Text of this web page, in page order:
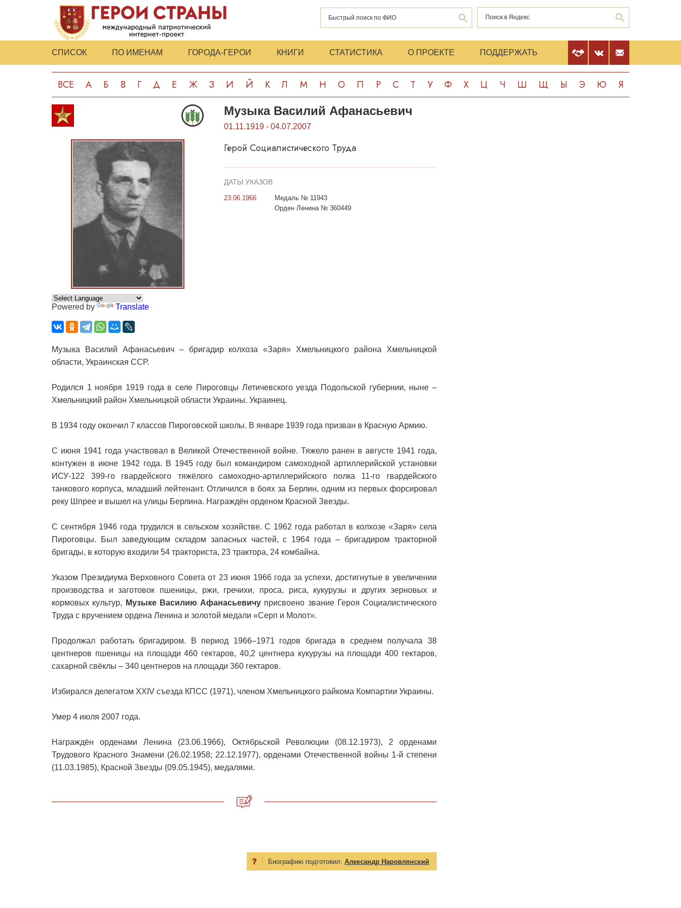
СПИСОК ПО ИМЕНАМ ГОРОДА-ГЕРОИ КНИГИ СТАТИСТИКА О ПРОЕКТЕ ПОДДЕРЖАТЬ
ВСЕ А Б В Г Д Е Ж З И Й К Л М Н О П Р С Т У Ф Х Ц Ч Ш Щ Ы Э Ю Я
Powered by Translate
Музыка Василий Афанасьевич
01.11.1919 - 04.07.2007
Герой Социалистического Труда
ДАТЫ УКАЗОВ
23.06.1966
Медаль № 11943
Орден Ленина № 360449
Музыка Василий Афанасьевич – бригадир колхоза «Заря» Хмельницкого района Хмельницкой
области, Украинская ССР.
Родился 1 ноября 1919 года в селе Пироговцы Летичевского уезда Подольской губернии, ныне –
Хмельницкий район Хмельницкой области Украины. Украинец.
В 1934 году окончил 7 классов Пироговской школы. В январе 1939 года призван в Красную Армию.
С июня 1941 года участвовал в Великой Отечественной войне. Тяжело ранен в августе 1941 года,
контужен в июне 1942 года. В 1945 году был командиром самоходной артиллерийской установки
ИСУ-122 399-го гвардейского тяжёлого самоходно-артиллерийского полка 11-го гвардейского
танкового корпуса, младший лейтенант. Отличился в боях за Берлин, одним из первых форсировал
реку Шпрее и вышел на улицы Берлина. Награждён орденом Красной Звезды.
С сентября 1946 года трудился в сельском хозяйстве. С 1962 года работал в колхозе «Заря» села
Пироговцы. Был заведующим складом запасных частей, с 1964 года – бригадиром тракторной
бригады, в которую входили 54 тракториста, 23 трактора, 24 комбайна.
Указом Президиума Верховного Совета от 23 июня 1966 года за успехи, достигнутые в увеличении
производства и заготовок пшеницы, ржи, гречихи, проса, риса, кукурузы и других зерновых и
кормовых культур,
Музыке Василию Афанасьевичу присвоено звание Героя Социалистического
Труда с вручением ордена Ленина и золотой медали «Серп и Молот».
Продолжал работать бригадиром. В период 1966–1971 годов бригада в среднем получала 38
центнеров пшеницы на площади 460 гектаров, 40,2 центнера кукурузы на площади 400 гектаров,
сахарной свёклы – 340 центнеров на площади 360 гектаров.
Избирался делегатом XXIV съезда КПСС (1971), членом Хмельницкого райкома Компартии Украины.
Умер 4 июля 2007 года.
Награждён орденами Ленина (23.06.1966), Октябрьской Революции (08.12.1973), 2 орденами
Трудового Красного Знамени (26.02.1958; 22.12.1977), орденами Отечественной войны 1-й степени
(11.03.1985), Красной Звезды (09.05.1945), медалями.
Биографию подготовил: Александр Наровлянский